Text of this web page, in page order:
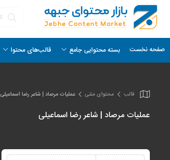
صفحه نخست بسته محتوایی جامع قالب‌های محتوا
قالب محتوای متنی عملیات مرصاد | شاعر رضا اسماعیلی
عملیات مرصاد | شاعر رضا اسماعیلی